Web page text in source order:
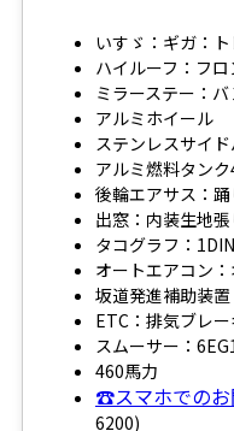
いすゞ：ギガ：
ハイルーフ：フ
ミラーステー：
アルミホイール
ステンレスサイ
アルミ燃料タン
後輪エアサス：
出窓：内装生地張
タコグラフ：
オートエアコン
坂道発進補助装
ETC：排気ブレ
スムーサー：
460馬力
☎スマホでのお
6200)